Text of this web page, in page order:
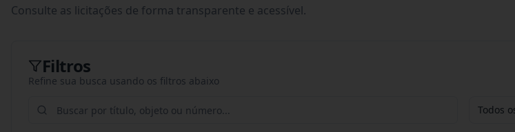
Consulte as licitações de forma transparente e acessível.
Filtros
Refine sua busca usando os filtros abaixo
Todos